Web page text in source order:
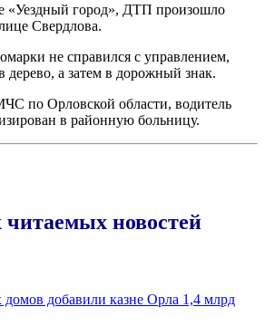
«Уездный город», ДТП произошло
Свердлова.
не справился с управлением,
дерево, а затем в дорожный знак.
по Орловской области, водитель
в районную больницу.
новостей
добавили казне Орла 1,4 млрд